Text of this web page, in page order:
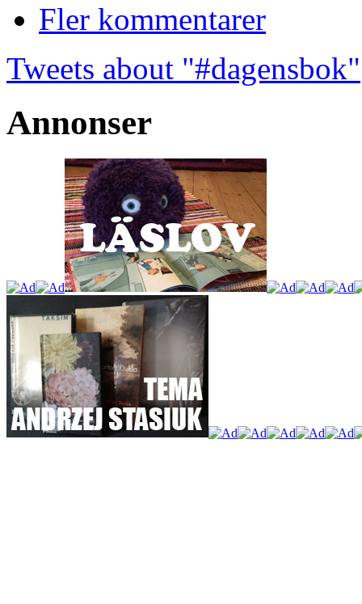
Fler kommentarer
Tweets about "#dagensbok"
Annonser